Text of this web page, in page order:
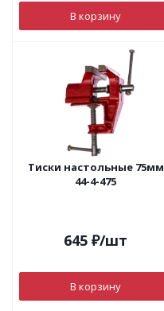
В корзину
Тиски настольные 75мм
44-4-475
645 ₽/шт
В корзину